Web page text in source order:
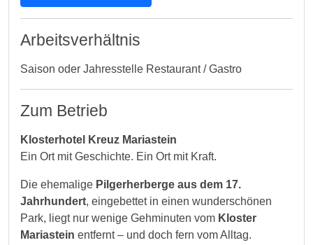
Arbeitsverhältnis
Saison oder Jahresstelle Restaurant / Gastro
Zum Betrieb
Klosterhotel Kreuz Mariastein
Ein Ort mit Geschichte. Ein Ort mit Kraft.
Die ehemalige Pilgerherberge aus dem 17.
Jahrhundert, eingebettet in einen wunderschönen
Park, liegt nur wenige Gehminuten vom Kloster
Mariastein entfernt – und doch fern vom Alltag.